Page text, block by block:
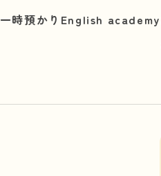
一時預かり English academy